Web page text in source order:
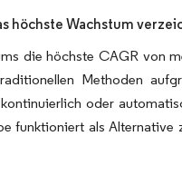
höchste Wachstum
die höchste CAGR von
Methoden
oder
funktioniert als Alternative